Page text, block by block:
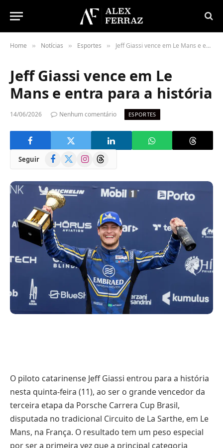
Home » Notícias » Esportes » Jeff Giassi vence em Le Mans e entra para a história
Jeff Giassi vence em Le
Mans e entra para a história
14/06/2026 Nenhum comentário ESPORTES
Seguir Facebook
(Twitter)
InstagramThreads
O piloto catarinense Jeff Giassi entrou para a história
nesta quinta-feira (11), ao ser o grande vencedor da
terceira etapa da Porsche Carrera Cup Brasil,
disputada no tradicional Circuito de La Sarthe, em Le
Mans, na França. O resultado tem um peso especial
por ser a primeira vez que a principal categoria